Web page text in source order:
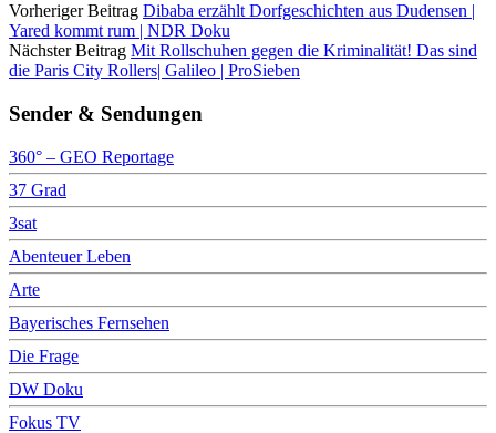
Vorheriger Beitrag Dibaba erzählt Dorfgeschichten aus Dudensen |
Yared kommt rum | NDR Doku
Nächster Beitrag Mit Rollschuhen gegen die Kriminalität! Das sind
die Paris City Rollers| Galileo | ProSieben
Sender & Sendungen
360° – GEO Reportage
37 Grad
3sat
Abenteuer Leben
Arte
Bayerisches Fernsehen
Die Frage
DW Doku
Fokus TV